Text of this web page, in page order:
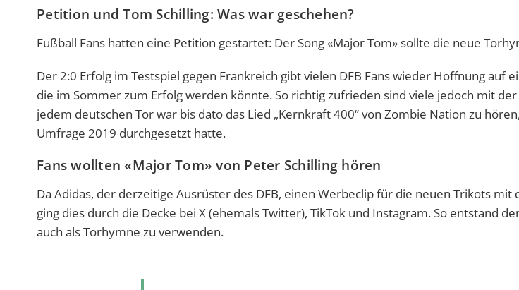
Petition und Tom Schilling: Was war geschehen?
Fußball Fans hatten eine Petition gestartet: Der Song «Major Tom» sollte die neue
Der 2:0 Erfolg im Testspiel gegen Frankreich gibt vielen DFB Fans wieder Hoffnung auf
die im Sommer zum Erfolg werden könnte. So richtig zufrieden sind viele jedoch mit
jedem deutschen Tor war bis dato das Lied „Kernkraft 400“ von Zombie Nation zu
Umfrage 2019 durchgesetzt hatte.
Fans wollten «Major Tom» von Peter Schilling hören
Da Adidas, der derzeitige Ausrüster des DFB, einen Werbeclip für die neuen Trikots mit
ging dies durch die Decke bei X (ehemals Twitter), TikTok und Instagram. So entstand
auch als Torhymne zu verwenden.